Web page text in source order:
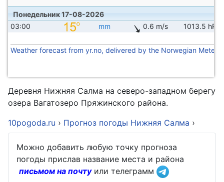
Понедельник 17-08-2026
03:00
mm 0.6 m/s 1013.5 hPa
Weather forecast from yr.no, delivered by the Norwegian
Деревня Нижняя Салма на северо-западном берегу
озера Вагатозеро Пряжинского района.
10pogoda.ru › Прогноз погоды Нижняя Салма ›
Можно добавить любую точку прогноза
погоды прислав название места и района
письмом на почтуили телеграмм